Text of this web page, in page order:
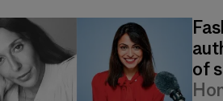
of